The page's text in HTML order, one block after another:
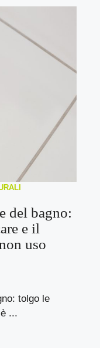
del bagno:
e il
uso
tolgo le
...